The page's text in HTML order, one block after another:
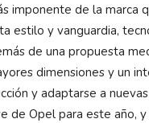
imponente de la
estilo y vanguardia,
de una propuesta
dimensiones y un
y adaptarse a
de Opel para este año,